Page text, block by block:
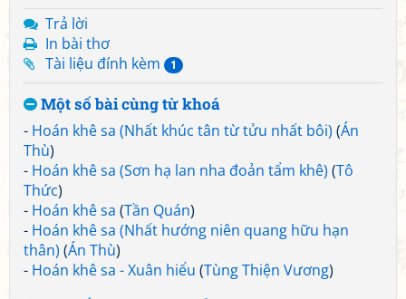
Trả lời
In bài thơ
Tài liệu đính kèm
1
Một số bài cùng từ khoá
- Hoán khê sa (Nhất khúc tân từ tửu nhất bôi) (Án
Thù)
- Hoán khê sa (Sơn hạ lan nha đoản tẩm khê) (Tô
Thức)
- Hoán khê sa (Tần Quán)
- Hoán khê sa (Nhất hướng niên quang hữu hạn
thân) (Án Thù)
- Hoán khê sa - Xuân hiểu (Tùng Thiện Vương)